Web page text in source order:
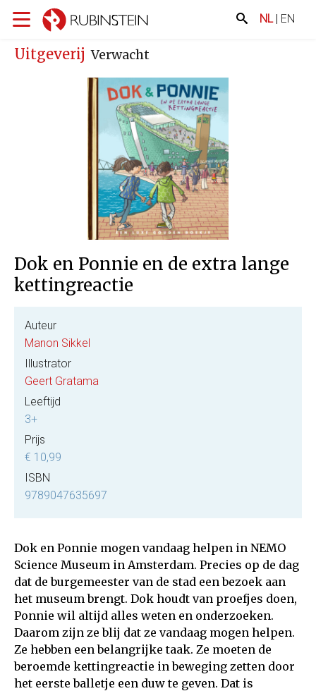
NL| EN
Uitgeverij Verwacht
Dok en Ponnie en de extra lange
kettingreactie
Auteur
Manon Sikkel
Illustrator
Geert Gratama
Leeftijd
3+
Prijs
€ 10,99
ISBN
9789047635697
Dok en Ponnie mogen vandaag helpen in NEMO
Science Museum in Amsterdam. Precies op de dag
dat de burgemeester van de stad een bezoek aan
het museum brengt. Dok houdt van proefjes doen,
Ponnie wil altijd alles weten en onderzoeken.
Daarom zijn ze blij dat ze vandaag mogen helpen.
Ze hebben een belangrijke taak. Ze moeten de
beroemde kettingreactie in beweging zetten door
het eerste balletje een duw te geven. Dat is